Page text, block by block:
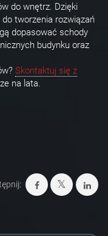
do wnętrz. Dzięki
tworzenia rozwiązań
dopasować schody
budynku oraz
Skontaktuj się z
na lata.